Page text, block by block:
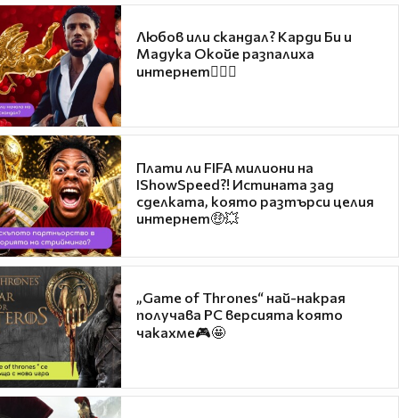
Любов или скандал? Карди Би и
Мадука Окойе разпалиха
интернет❤️‍🔥🔥
Плати ли FIFA милиони на
IShowSpeed?! Истината зад
сделката, която разтърси целия
интернет🤑💥
„Game of Thrones“ най-накрая
получава PC версията която
чакахме🎮🤩